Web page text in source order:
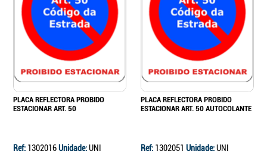
PLACA REFLECTORA PROBIDO
ESTACIONAR ART. 50
Ref: 1302016Unidade:UNI
PLACA REFLECTORA PROBIDO
ESTACIONAR ART. 50 AUTOCOLANTE
Ref: 1302051 Unidade:UNI